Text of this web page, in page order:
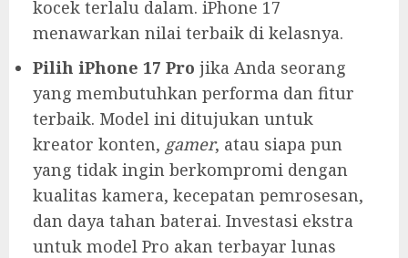
kocek terlalu dalam. iPhone 17
menawarkan nilai terbaik di kelasnya.
Pilih iPhone 17 Pro jika Anda seorang
yang membutuhkan performa dan fitur
terbaik. Model ini ditujukan untuk
kreator konten, gamer, atau siapa pun
yang tidak ingin berkompromi dengan
kualitas kamera, kecepatan pemrosesan,
dan daya tahan baterai. Investasi ekstra
untuk model Pro akan terbayar lunas